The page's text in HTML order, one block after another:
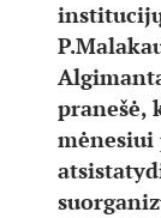
institucijų
pranešė,